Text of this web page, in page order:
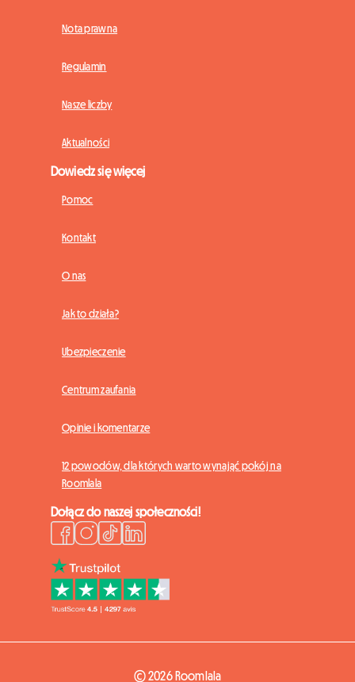
Nota prawna
Regulamin
Nasze liczby
Aktualności
Dowiedz się więcej
Pomoc
Kontakt
O nas
Jak to działa?
Ubezpieczenie
Centrum zaufania
Opinie i komentarze
12 powodów, dla których warto wynająć pokój na
Roomlala
Dołącz do naszej społeczności!
© 2026 Roomlala